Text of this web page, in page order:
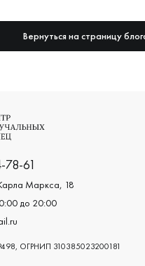
Вернуться на страницу
61
Маркса, 18
до 20:00
ОГРНИП 310385023200181